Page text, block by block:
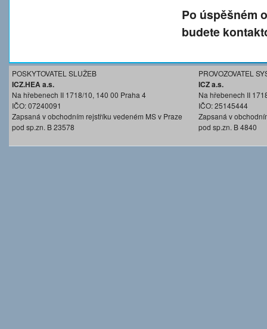
Po úspěšném
budete
POSKYTOVATEL SLUŽEB
ICZ.HEA a.s.
Na hřebenech II 1718/10, 140 00 Praha 4
IČO: 07240091
Zapsaná v obchodním rejstříku vedeném MS v Praze
pod sp.zn. B 23578
PROVOZOVATEL
ICZ a.s.
Na hřebenech II
IČO: 25145444
Zapsaná v
pod sp.zn. B 4840